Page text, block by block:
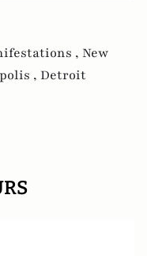
, New
, Detroit